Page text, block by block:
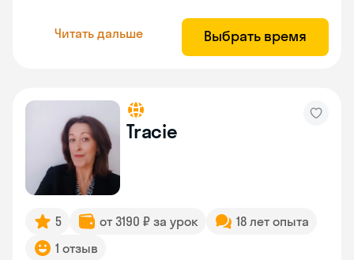
Читать дальше Выбрать время
Tracie
5 от 3190 ₽ за урок
18 лет опыта
1 отзыв